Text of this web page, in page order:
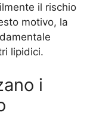
il rischio
motivo, la
lipidici.
i